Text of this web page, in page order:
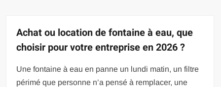
Achat ou location de fontaine à eau, que
choisir pour votre entreprise en 2026 ?
Une fontaine à eau en panne un lundi matin, un filtre
périmé que personne n’a pensé à remplacer, une